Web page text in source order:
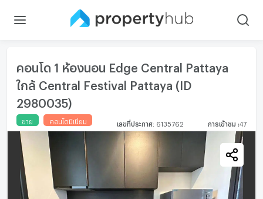
คอนโด 1 ห้องนอน Edge Central Pattaya
ใกล้ Central Festival Pattaya (ID
2980035)
ขาย คอนโดมิเนียม เลขที่ประกาศ: 6135762 การเข้าชม 47